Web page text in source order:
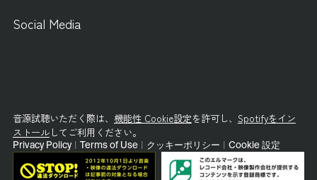
Social Media
音源試聴いただく際は、 機能性 Cookie設定を許可し、 Spotifyをイン
ストールしてご利用ください。
Privacy Policy Terms of Use クッキーポリシー Cookie 設定